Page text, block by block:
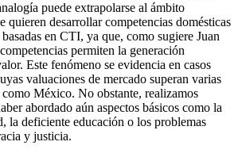
puede extrapolarse al ámbito
quieren desarrollar competencias domésticas
en CTI, ya que, como sugiere Juan
permiten la generación
Este fenómeno se evidencia en casos
valuaciones de mercado superan varias
México. No obstante, realizamos
abordado aún aspectos básicos como la
la deficiente educación o los problemas
y justicia.